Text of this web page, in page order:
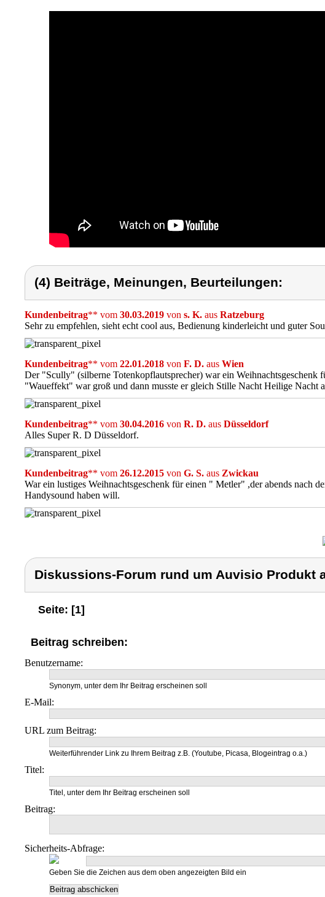
(4) Beiträge, Meinungen, Beurteilungen:
Kundenbeitrag** vom 30.03.2019 von s. K. aus Ratzeburg
Sehr zu empfehlen, sieht echt cool aus, Bedienung kinderleicht und guter
Kundenbeitrag** vom 22.01.2018 von F. D. aus Wien
Der "Scully" (silberne Totenkopflautsprecher) war ein Weihnachtsgeschenk
"Waueffekt" war groß und dann musste er gleich Stille Nacht Heilige Nacht
Kundenbeitrag** vom 30.04.2016 von R. D. aus Düsseldorf
Alles Super R. D Düsseldorf.
Kundenbeitrag** vom 26.12.2015 von G. S. aus Zwickau
War ein lustiges Weihnachtsgeschenk für einen " Metler" ,der abends nach
Handysound haben will.
Diskussions-Forum rund um Auvisio Produkt
Seite: [1]
Beitrag schreiben:
Benutzername:
Synonym, unter dem Ihr Beitrag erscheinen soll
E-Mail:
URL zum Beitrag:
Weiterführender Link zu Ihrem Beitrag z.B. (Youtube, Picasa, Blogeintrag o.a.)
Titel:
Titel, unter dem Ihr Beitrag erscheinen soll
Beitrag:
Sicherheits-Abfrage:
Geben Sie die Zeichen aus dem oben angezeigten Bild ein